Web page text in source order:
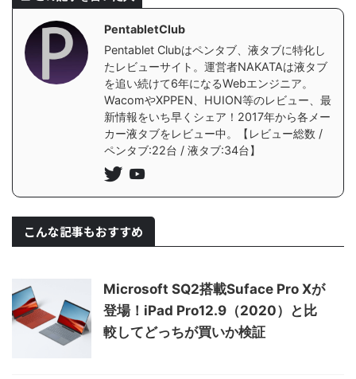
PentabletClub
Pentablet Clubはペンタブ、液タブに特化し
たレビューサイト。運営者NAKATAは液タブ
を追い続けて6年になるWebエンジニア。
WacomやXPPEN、HUION等のレビュー、最
新情報をいち早くシェア！2017年から各メー
カー液タブをレビュー中。【レビュー総数 /
ペンタブ:22台 / 液タブ:34台】
こんな記事もおすすめ
Microsoft SQ2搭載Suface Pro Xが
登場！iPad Pro12.9（2020）と比
較してどっちが買いか検証